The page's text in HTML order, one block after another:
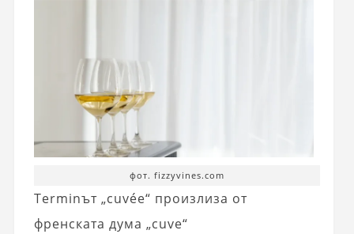
фот. fizzyvines.com
Terminът „cuvée“ произлиза от
френската дума „cuve“